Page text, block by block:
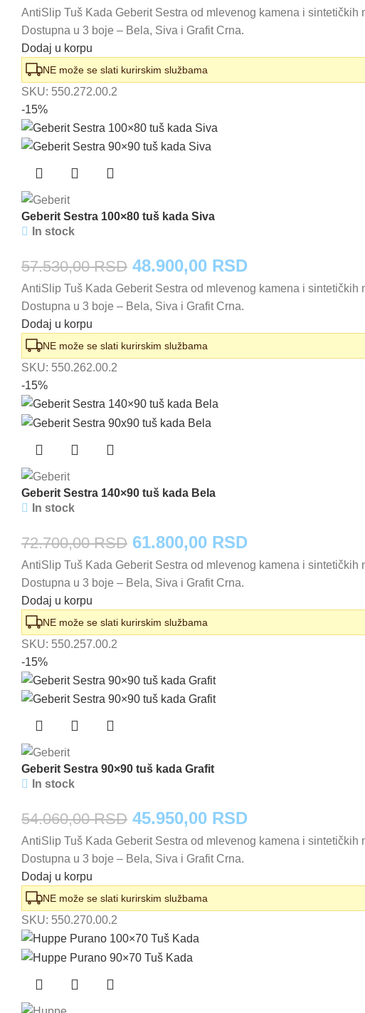
cena
bila:
cena
AntiSlip Tuš Kada Geberit Sestra od mlevenog kamena i
Dostupna u 3 boje – Bela, Siva i Grafit Crna.
Dodaj u korpu
NE može se slati kurirskim službama
SKU: 550.272.00.2
-15%
Geberit Sestra 100×80 tuš kada Siva
In stock
57.530,00RSD Originalna
cena
bila:
48.900,00 RSDTrenutna
cena
AntiSlip Tuš Kada Geberit Sestra od mlevenog kamena i
Dostupna u 3 boje – Bela, Siva i Grafit Crna.
Dodaj u korpu
NE može se slati kurirskim službama
SKU: 550.262.00.2
-15%
Geberit Sestra 140×90 tuš kada Bela
In stock
72.700,00RSD Originalna
cena
bila:
61.800,00 RSDTrenutna
cena
AntiSlip Tuš Kada Geberit Sestra od mlevenog kamena i
Dostupna u 3 boje – Bela, Siva i Grafit Crna.
Dodaj u korpu
NE može se slati kurirskim službama
SKU: 550.257.00.2
-15%
Geberit Sestra 90×90 tuš kada Grafit
In stock
54.060,00RSD Originalna
cena
bila:
45.950,00 RSDTrenutna
cena
AntiSlip Tuš Kada Geberit Sestra od mlevenog kamena i
Dostupna u 3 boje – Bela, Siva i Grafit Crna.
Dodaj u korpu
NE može se slati kurirskim službama
SKU: 550.270.00.2